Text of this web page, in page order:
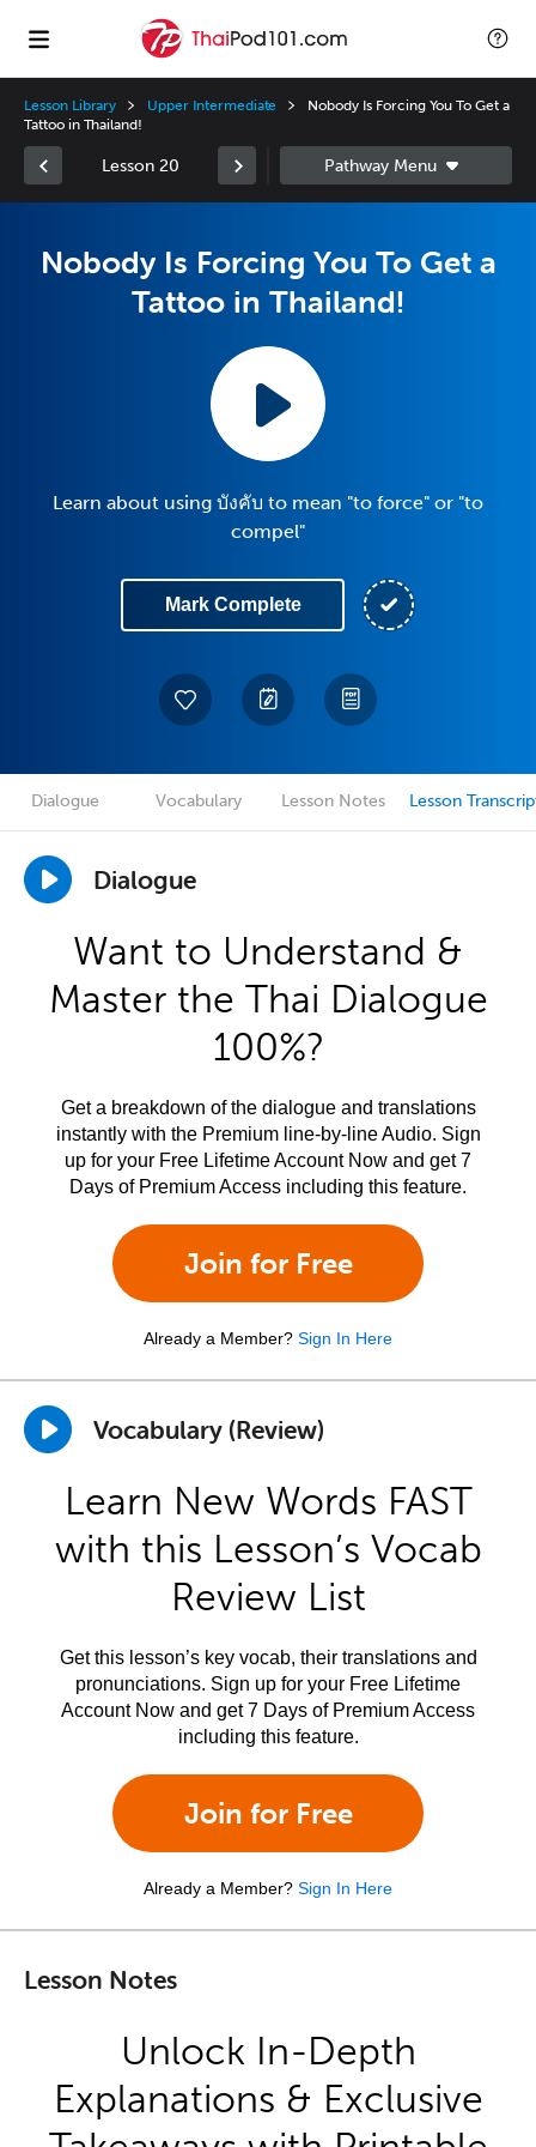
Lesson Library Upper Intermediate
Nobody Is Forcing You To Get a
Tattoo in Thailand!
Lesson 20
Nobody Is Forcing You To Get a
Tattoo in Thailand!
Learn about using บังคับ to mean "to force" or "to
compel"
Mark Complete
Dialogue Vocabulary Lesson Notes Lesson
Dialogue
Want to Understand &
Master the Thai Dialogue
100%?
Get a breakdown of the dialogue and translations
instantly with the Premium line-by-line Audio. Sign
up for your Free Lifetime Account Now and get 7
Days of Premium Access including this feature.
Join for Free
Already a Member? Sign In Here
Vocabulary (Review)
Learn New Words FAST
with this Lesson’s Vocab
Review List
Get this lesson’s key vocab, their translations and
pronunciations. Sign up for your Free Lifetime
Account Now and get 7 Days of Premium Access
including this feature.
Join for Free
Already a Member? Sign In Here
Lesson Notes
Unlock In-Depth
Explanations & Exclusive